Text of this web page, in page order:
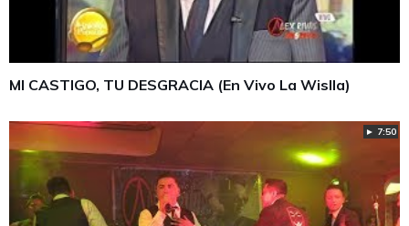
MI CASTIGO, TU DESGRACIA (En Vivo La Wislla)
► 7:50